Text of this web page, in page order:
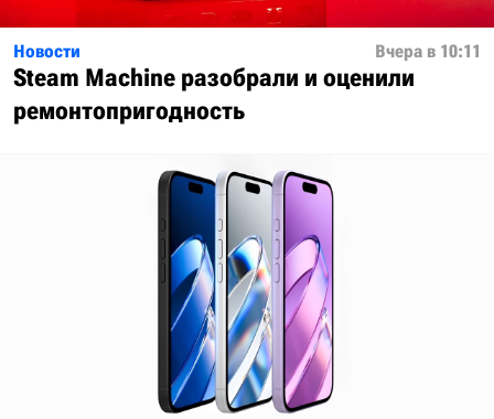
Новости Вчера в 10:11
Steam Machine разобрали и оценили
ремонтопригодность